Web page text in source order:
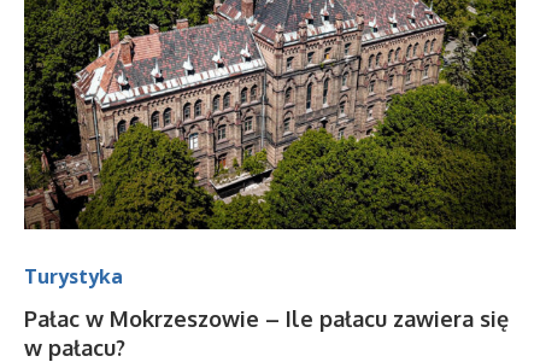
Turystyka
Pałac w Mokrzeszowie – Ile pałacu zawiera się
w pałacu?